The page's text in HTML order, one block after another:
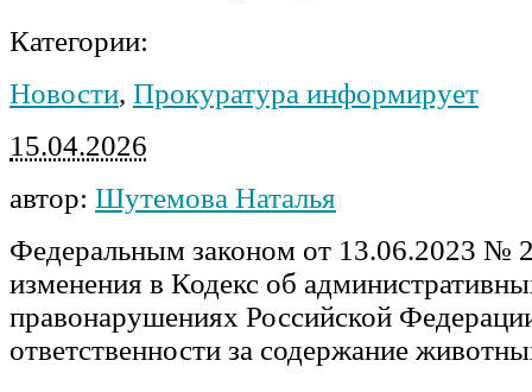
Категории:
Новости, Прокуратура информирует
15.04.2026
автор: Шутемова Наталья
Федеральным законом от 13.06.2023 №
изменения в Кодекс об
правонарушениях Российской
ответственности за содержание